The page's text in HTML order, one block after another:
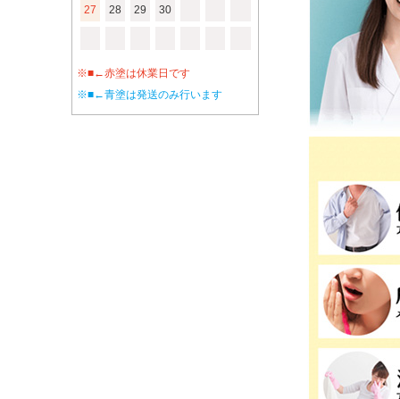
27 28 29 30
※■←赤塗は休業日です
※■←青塗は発送のみ行います